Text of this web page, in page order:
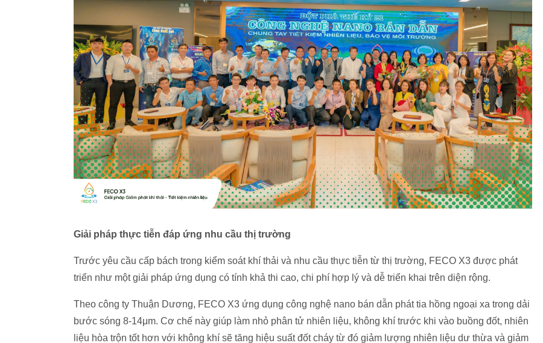
Giải pháp thực tiễn đáp ứng nhu cầu thị trường
Trước yêu cầu cấp bách trong kiểm soát khí thải và nhu cầu thực tiễn từ thị trường, FECO X3 được phát
triển như một giải pháp ứng dụng có tính khả thi cao, chi phí hợp lý và dễ triển khai trên diện rộng.
Theo công ty Thuận Dương, FECO X3 ứng dụng công nghệ nano bán dẫn phát tia hồng ngoại xa trong dải
bước sóng 8-14μm. Cơ chế này giúp làm nhỏ phân tử nhiên liệu, không khí trước khi vào buồng đốt, nhiên
liệu hòa trộn tốt hơn với không khí sẽ tăng hiệu suất đốt cháy từ đó giảm lượng nhiên liệu dư thừa và giảm